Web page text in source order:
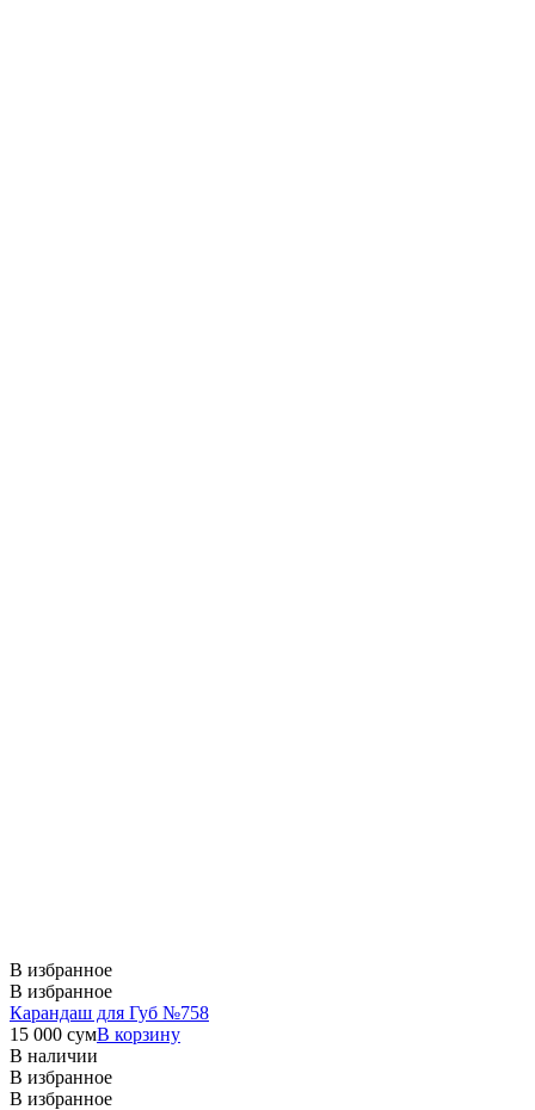
В избранное
В избранное
Карандаш для Губ №758
15 000 сумВ корзину
В наличии
В избранное
В избранное